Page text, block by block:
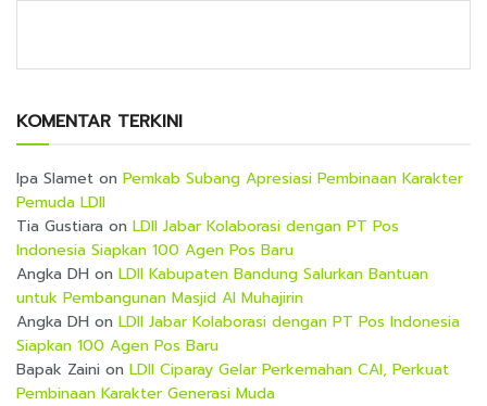
KOMENTAR TERKINI
Ipa Slamet on Pemkab Subang Apresiasi Pembinaan Karakter
Pemuda LDII
Tia Gustiara on LDII Jabar Kolaborasi dengan PT Pos
Indonesia Siapkan 100 Agen Pos Baru
Angka DH on LDII Kabupaten Bandung Salurkan Bantuan
untuk Pembangunan Masjid Al Muhajirin
Angka DH on LDII Jabar Kolaborasi dengan PT Pos Indonesia
Siapkan 100 Agen Pos Baru
Bapak Zaini on LDII Ciparay Gelar Perkemahan CAI, Perkuat
Pembinaan Karakter Generasi Muda